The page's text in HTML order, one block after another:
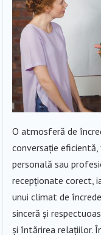
O atmosferă de
conversație
personală sau
recepționate corect,
unui climat de
sinceră și
și întărirea relațiilor.